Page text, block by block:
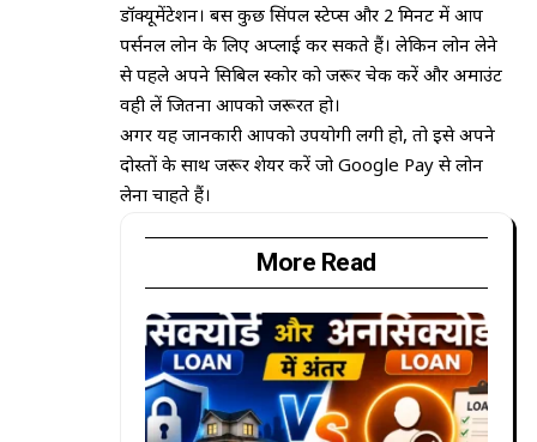
डॉक्यूमेंटेशन। बस कुछ सिंपल स्टेप्स और 2 मिनट में आप
पर्सनल लोन के लिए अप्लाई कर सकते हैं। लेकिन लोन लेने
से पहले अपने सिबिल स्कोर को जरूर चेक करें और अमाउंट
वही लें जितना आपको जरूरत हो।
अगर यह जानकारी आपको उपयोगी लगी हो, तो इसे अपने
दोस्तों के साथ जरूर शेयर करें जो Google Pay से लोन
लेना चाहते हैं।
More Read